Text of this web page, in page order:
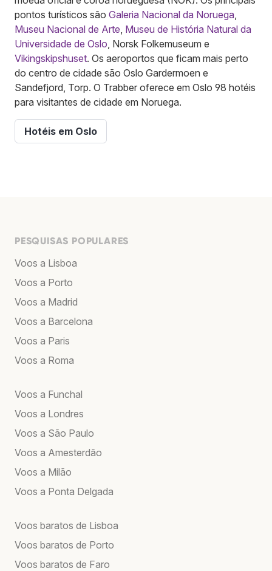
pontos turísticos são Galeria Nacional da Noruega
Museu Nacional de Arte Museu de História Natural da
Universidade de Oslo , Norsk Folkemuseum e
Vikingskipshuset. Os aeroportos que ficam mais perto
do centro de cidade são Oslo Gardermoen e
Sandefjord, Torp. O Trabber oferece em Oslo 98 hotéis
para visitantes de cidade em Noruega.
Hotéis em Oslo
PESQUISAS POPULARES
Voos a Lisboa
Voos a Porto
Voos a Madrid
Voos a Barcelona
Voos a Paris
Voos a Roma
Voos a Funchal
Voos a Londres
Voos a São Paulo
Voos a Amesterdão
Voos a Milão
Voos a Ponta Delgada
Voos baratos de Lisboa
Voos baratos de Porto
Voos baratos de Faro